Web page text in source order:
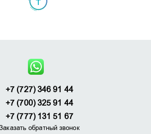
+7 (727) 346 91 44
+7 (700) 325 91 44
+7 (777) 131 51 67
обратный звонок